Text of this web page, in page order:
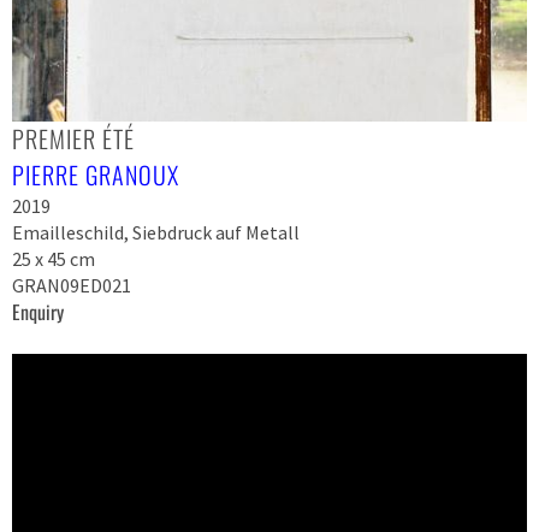
PREMIER ÉTÉ
PIERRE GRANOUX
2019
Emailleschild, Siebdruck auf Metall
25 x 45 cm
GRAN09ED021
Enquiry